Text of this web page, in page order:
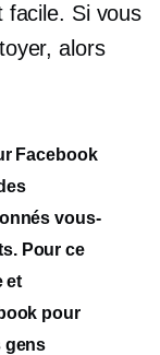
facile. Si vous
alors
Facebook
vous-
Pour ce
et
pour
gens